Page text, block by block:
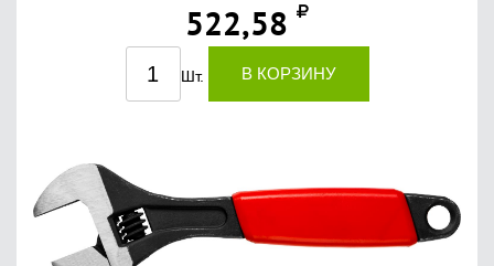
522,58
Шт. В КОРЗИНУ